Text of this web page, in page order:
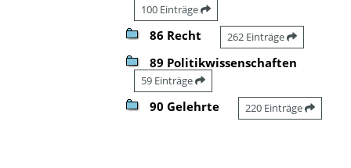
100 Einträge
86 Recht 262 Einträge
89 Politikwissenschaften
59 Einträge
90 Gelehrte 220 Einträge